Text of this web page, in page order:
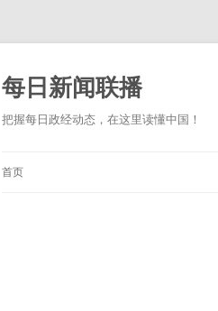
跳
正
文
每日新闻联播
把握每日政经动态，在这里读懂中国！
首页